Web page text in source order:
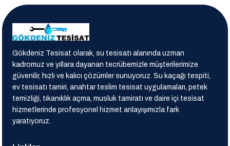
Gökdeniz Tesisat olarak, su tesisatı alanında uzman
kadromuz ve yıllara dayanan tecrübemizle müşterilerimize
güvenilir, hızlı ve kalıcı çözümler sunuyoruz. Su kaçağı tespiti,
ev tesisatı tamiri, anahtar teslim tesisat uygulamaları, petek
temizliği, tıkanıklık açma, musluk tamiratı ve daire içi tesisat
hizmetlerinde profesyonel hizmet anlayışımızla fark
yaratıyoruz.